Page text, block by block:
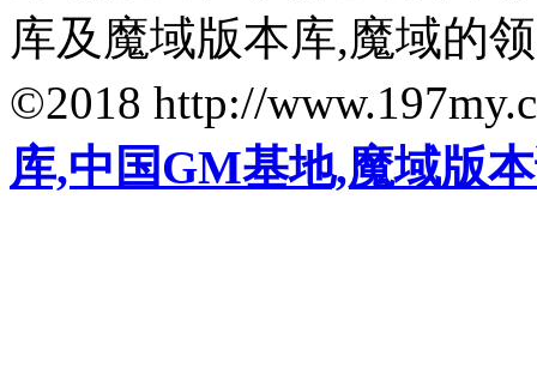
库及魔域版本库,魔域的
©2018 http://
库,中国GM基地,魔域版